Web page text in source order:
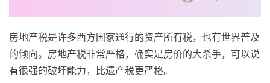
房地产税是许多西方国家通行的资产所有税，也有世界普及
的倾向。房地产税非常严格，确实是房价的大杀手，可以说
有很强的破坏能力，比遗产税更严格。